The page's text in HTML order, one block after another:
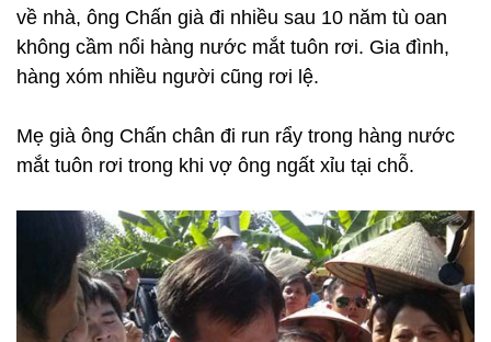
về nhà, ông Chấn già đi nhiều sau 10 năm tù oan
không cầm nổi hàng nước mắt tuôn rơi. Gia đình,
hàng xóm nhiều người cũng rơi lệ.
Mẹ già ông Chấn chân đi run rẩy trong hàng nước
mắt tuôn rơi trong khi vợ ông ngất xỉu tại chỗ.